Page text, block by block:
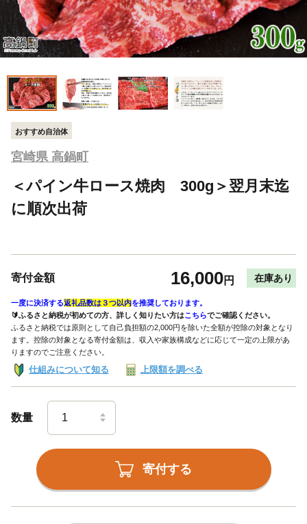
おすすめ自治体
宮崎県 高鍋町
＜パイン牛ロース焼肉 300g＞翌月末迄
に順次出荷
寄付金額 16,000円 在庫あり
一度に決済する返礼品数は３つ以内を推奨しております。
🔰ふるさと納税が初めての方、詳しく知りたい方はこちらでご確認ください。
ふるさと納税では原則として自己負担額の2,000円を除いた全額が控除の対象となり
ます。控除の対象となる寄付金額は、収入や家族構成などに応じて一定の上限があ
りますのでご注意ください。
仕組みについて知る 上限額を調べる
数量
寄付する